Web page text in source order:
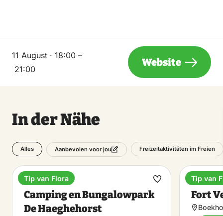
11 August · 18:00 –
21:00
Website
In der Nähe
Alles Aanbevolen voor jou Freizeitaktivitäten im Freien
Camping
Camping en Bungalowpark
De Haeghehorst
Tip van Flora
Favorit
Fort
Tip van